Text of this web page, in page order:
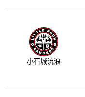
小石城流浪